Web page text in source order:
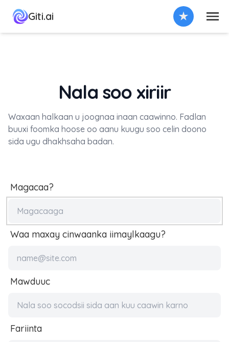
Giti.ai Menu
Nala soo xiriir
Waxaan halkaan u joognaa inaan caawinno. Fadlan
buuxi foomka hoose oo aanu kuugu soo celin doono
sida ugu dhakhsaha badan.
Magacaa?
Waa maxay cinwaanka iimaylkaagu?
Mawduuc
Fariinta